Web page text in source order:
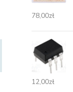
78,00zł
12,00zł